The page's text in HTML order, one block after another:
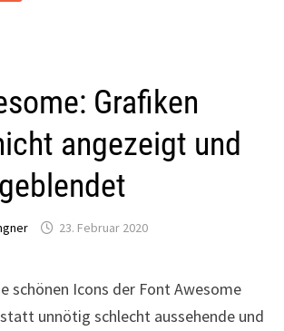
Grafiken
angezeigt und
23. Februar 2020
schönen Icons der Font Awesome
unnötig schlecht aussehende und